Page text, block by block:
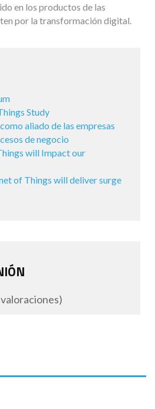
en los productos de las
por la transformación digital.
Study
aliado de las empresas
de negocio
will Impact our
of Things will deliver surge